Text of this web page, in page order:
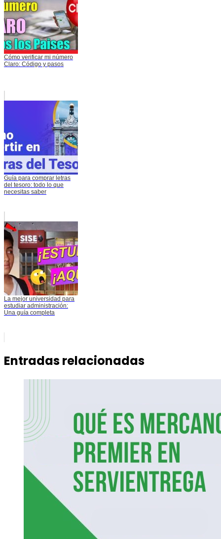
Cómo verificar mi número
Claro: Código y pasos
Guía para comprar letras
del tesoro: todo lo que
necesitas saber
La mejor universidad para
estudiar administración:
Una guía completa
Entradas relacionadas